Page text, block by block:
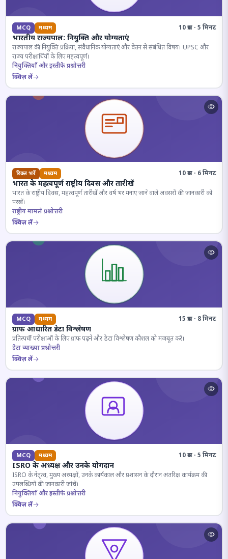
MCQ मध्यम 10 प्रश्न · 5 मिनट
भारतीय राज्यपाल: नियुक्ति और योग्यताएं
राज्यपाल की नियुक्ति प्रक्रिया, संवैधानिक योग्यताएं और वेतन से संबंधित विषय। UPSC और
राज्य परीक्षार्थियों के लिए महत्वपूर्ण।
नियुक्तियाँ और इस्तीफे प्रश्नोत्तरी
क्विज़ लें
रिक्त भरें मध्यम 10 प्रश्न · 6 मिनट
भारत के महत्वपूर्ण राष्ट्रीय दिवस और तारीखें
भारत के राष्ट्रीय दिवस, महत्वपूर्ण तारीखें और वर्ष भर मनाए जाने वाले अवसरों की जानकारी को
परखें।
राष्ट्रीय मामले प्रश्नोत्तरी
क्विज़ लें
MCQ मध्यम 15 प्रश्न · 8 मिनट
ग्राफ आधारित डेटा विश्लेषण
प्रतिस्पर्धी परीक्षाओं के लिए ग्राफ पढ़ने और डेटा विश्लेषण कौशल को मजबूत करें।
डेटा व्याख्या प्रश्नोत्तरी
क्विज़ लें
MCQ मध्यम 10 प्रश्न · 5 मिनट
ISRO के अध्यक्ष और उनके योगदान
ISRO के नेतृत्व, मुख्य अध्यक्षों, उनके कार्यकाल और प्रशासन के दौरान अंतरिक्ष कार्यक्रम की
उपलब्धियों की जानकारी जांचें।
नियुक्तियाँ और इस्तीफे प्रश्नोत्तरी
क्विज़ लें